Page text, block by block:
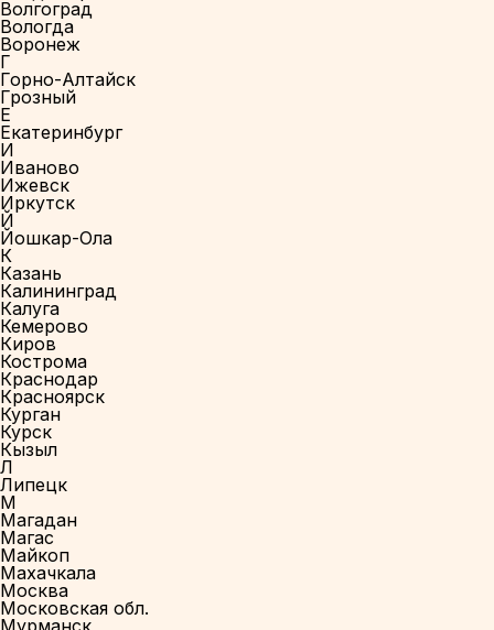
Волгоград
Вологда
Воронеж
Г
Горно-Алтайск
Грозный
Е
Екатеринбург
И
Иваново
Ижевск
Иркутск
Й
Йошкар-Ола
К
Казань
Калининград
Калуга
Кемерово
Киров
Кострома
Краснодар
Красноярск
Курган
Курск
Кызыл
Л
Липецк
М
Магадан
Магас
Майкоп
Махачкала
Москва
Московская обл.